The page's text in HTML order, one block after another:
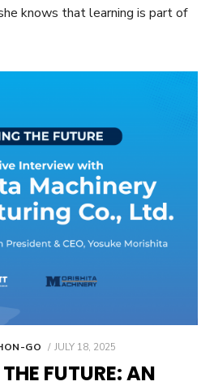
knows that learning is part of
GO
POSTED
JULY 18, 2025
FUTURE: AN